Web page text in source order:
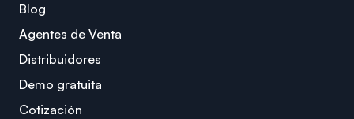
Blog
Agentes de Venta
Distribuidores
Demo gratuita
Cotización